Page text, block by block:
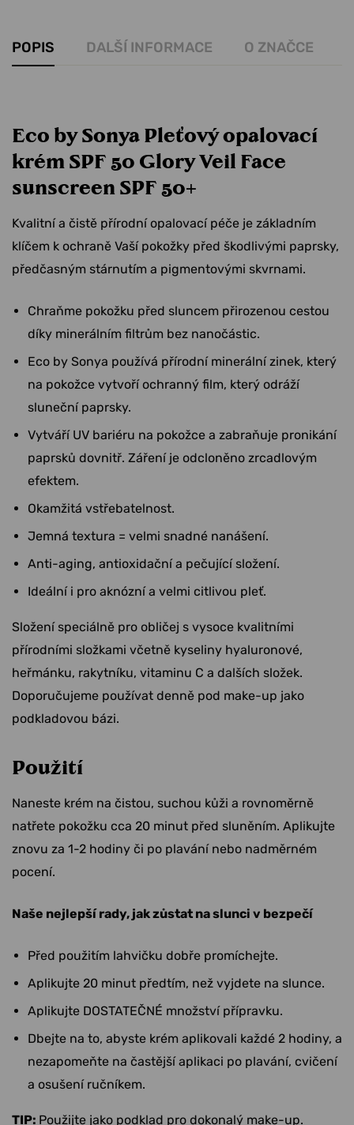
POPIS DALŠÍ INFORMACE O ZNAČCE
Eco by Sonya Pleťový opalovací
krém SPF 50 Glory Veil Face
sunscreen SPF 50+
Kvalitní a čistě přírodní opalovací péče je základním
klíčem k ochraně Vaší pokožky před škodlivými paprsky,
předčasným stárnutím a pigmentovými skvrnami.
Chraňme pokožku před sluncem přirozenou cestou
díky minerálním filtrům bez nanočástic.
Eco by Sonya používá přírodní minerální zinek, který
na pokožce vytvoří ochranný film, který odráží
sluneční paprsky.
Vytváří UV bariéru na pokožce a zabraňuje pronikání
paprsků dovnitř. Záření je odcloněno zrcadlovým
efektem.
Okamžitá vstřebatelnost.
Jemná textura = velmi snadné nanášení.
Anti-aging, antioxidační a pečující složení.
Ideální i pro aknózní a velmi citlivou pleť.
Složení speciálně pro obličej s vysoce kvalitními
přírodními složkami včetně kyseliny hyaluronové,
heřmánku, rakytníku, vitaminu C a dalších složek.
Doporučujeme používat denně pod make-up jako
podkladovou bázi.
Použití
Naneste krém na čistou, suchou kůži a rovnoměrně
natřete pokožku cca 20 minut před sluněním. Aplikujte
znovu za 1-2 hodiny či po plavání nebo nadměrném
pocení.
Naše nejlepší rady, jak zůstat na slunci v bezpečí
Před použitím lahvičku dobře promíchejte.
Aplikujte 20 minut předtím, než vyjdete na slunce.
Aplikujte DOSTATEČNÉ množství přípravku.
Dbejte na to, abyste krém aplikovali každé 2 hodiny, a
nezapomeňte na častější aplikaci po plavání, cvičení
a osušení ručníkem.
TIP: Použijte jako podklad pro dokonalý make-up.